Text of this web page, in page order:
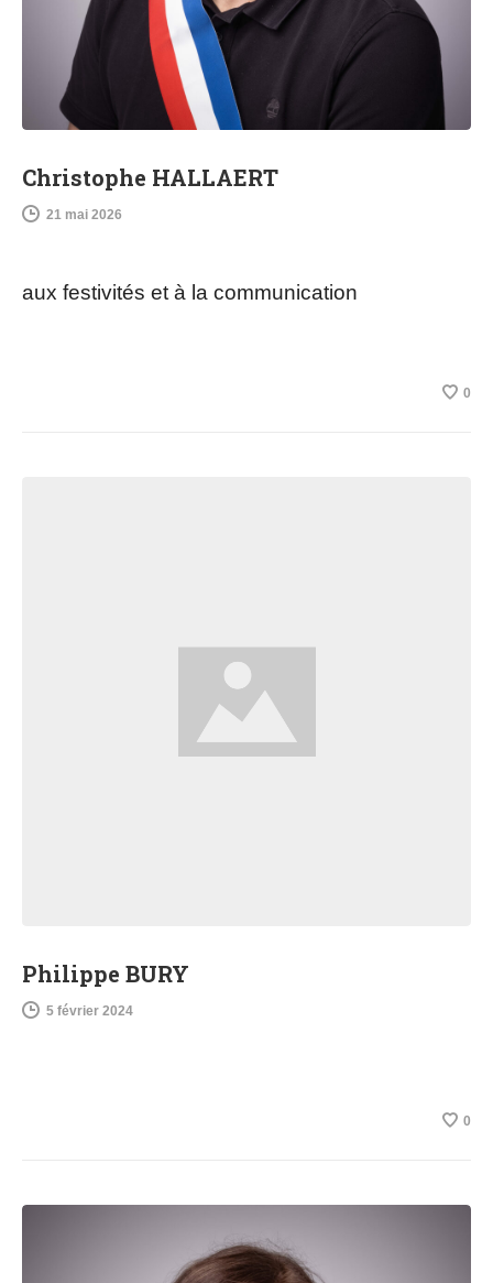
Christophe HALLAERT
21 mai 2026
aux festivités et à la communication
0
Philippe BURY
5 février 2024
0